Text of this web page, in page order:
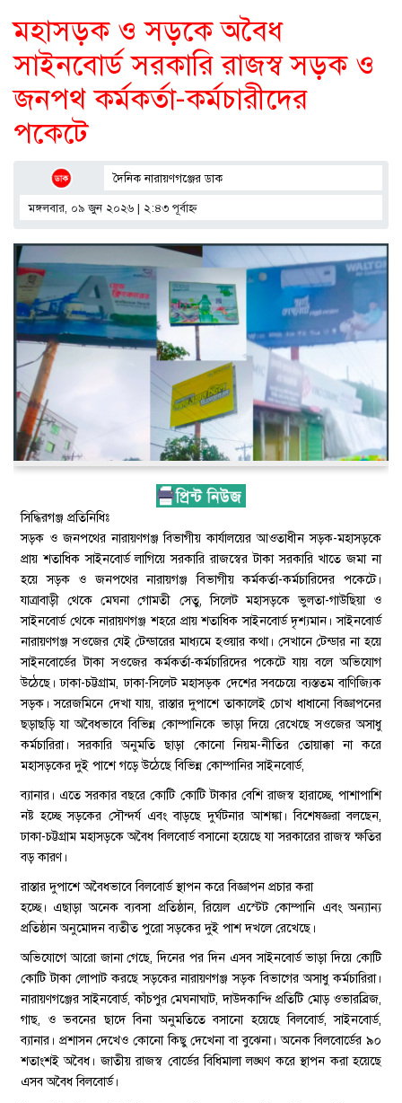
মহাসড়ক ও সড়কে অবৈধ
সাইনবোর্ড সরকারি রাজস্ব সড়ক ও
জনপথ কর্মকর্তা-কর্মচারীদের
পকেটে
দৈনিক নারায়ণগঞ্জের ডাক
মঙ্গলবার, ০৯ জুন ২০২৬ | ২:৪৩ পূর্বাহ্ণ
সিদ্ধিরগঞ্জ প্রতিনিধিঃ
সড়ক ও জনপথের নারায়ণগঞ্জ বিভাগীয় কার্যালয়ের আওতাধীন সড়ক-মহাসড়কে
প্রায় শতাধিক সাইনবোর্ড লাগিয়ে সরকারি রাজস্বের টাকা সরকারি খাতে জমা না
হয়ে সড়ক ও জনপথের নারায়গঞ্জ বিভাগীয় কর্মকর্তা-কর্মচারিদের পকেটে।
যাত্রাবাড়ী থেকে মেঘনা গোমতী সেতু, সিলেট মহাসড়কে ভুলতা-গাউছিয়া ও
সাইনবোর্ড থেকে নারায়ণগঞ্জ শহরে প্রায় শতাধিক সাইনবোর্ড দৃশ্যমান। সাইনবোর্ড
নারায়ণগঞ্জ সওজের যেই টেন্ডারের মাধ্যমে হওয়ার কথা। সেখানে টেন্ডার না হয়ে
সাইনবোর্ডের টাকা সওজের কর্মকর্তা-কর্মচারিদের পকেটে যায় বলে অভিযোগ
উঠেছে। ঢাকা-চট্টগ্রাম, ঢাকা-সিলেট মহাসড়ক দেশের সবচেয়ে ব্যস্ততম বাণিজ্যিক
সড়ক। সরেজমিনে দেখা যায়, রাস্তার দুপাশে তাকালেই চোখ ধাধানো বিজ্ঞাপনের
ছড়াছড়ি যা অবৈধভাবে বিভিন্ন কোম্পানিকে ভাড়া দিয়ে রেখেছে সওজের অসাধু
কর্মচারিরা। সরকারি অনুমতি ছাড়া কোনো নিয়ম-নীতির তোয়াক্কা না করে
মহাসড়কের দুই পাশে গড়ে উঠেছে বিভিন্ন কোম্পানির সাইনবোর্ড,
ব্যানার। এতে সরকার বছরে কোটি কোটি টাকার বেশি রাজস্ব হারাচ্ছে, পাশাপাশি
নষ্ট হচ্ছে সড়কের সৌন্দর্য এবং বাড়ছে দুর্ঘটনার আশঙ্কা। বিশেষজ্ঞরা বলছেন,
ঢাকা-চট্টগ্রাম মহাসড়কে অবৈধ বিলবোর্ড বসানো হয়েছে যা সরকারের রাজস্ব ক্ষতির
বড় কারণ।
রাস্তার দুপাশে অবৈধভাবে বিলবোর্ড স্থাপন করে বিজ্ঞাপন প্রচার করা
হচ্ছে। এছাড়া অনেক ব্যবসা প্রতিষ্ঠান, রিয়েল এস্টেট কোম্পানি এবং অন্যান্য
প্রতিষ্ঠান অনুমোদন ব্যতীত পুরো সড়কের দুই পাশ দখলে রেখেছে।
অভিযোগে আরো জানা গেছে, দিনের পর দিন এসব সাইনবোর্ড ভাড়া দিয়ে কোটি
কোটি টাকা লোপাট করছে সড়কের নারায়ণগঞ্জ সড়ক বিভাগের অসাধু কর্মচারিরা।
নারায়ণগঞ্জের সাইনবোর্ড, কাঁচপুর মেঘনাঘাট, দাউদকান্দি প্রতিটি মোড় ওভারব্রিজ,
গাছ, ও ভবনের ছাদে বিনা অনুমতিতে বসানো হয়েছে বিলবোর্ড, সাইনবোর্ড,
ব্যানার। প্রশাসন দেখেও কোনো কিছু দেখেনা বা বুঝেনা। অনেক বিলবোর্ডের ৯০
শতাংশই অবৈধ। জাতীয় রাজস্ব বোর্ডের বিধিমালা লঙ্ঘণ করে স্থাপন করা হয়েছে
এসব অবৈধ বিলবোর্ড।